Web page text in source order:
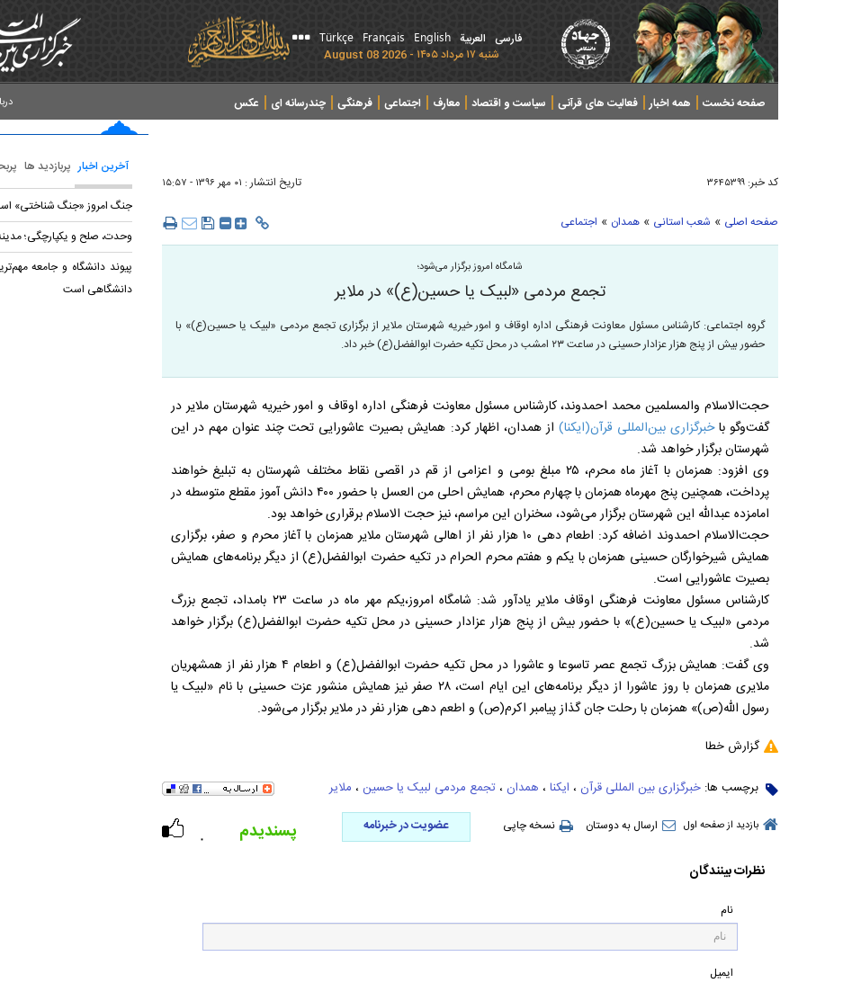
فارسی العربیة English
Français
Türkçe
شنبه ۱۷ مرداد ۱۴۰۵ - 2026 August 08
صفحه نخست همه اخبار فعالیت های قرآنی سیاست و اقتصاد معارف اجتماعی فرهنگی چندرسانه ای عکس
کد خبر: ۳۶۴۵۳۹۹ تاریخ انتشار : ۰۱ مهر ۱۳۹۶ - ۱۵:۵۷
صفحه اصلی » شعب استانی » همدان » اجتماعی
شامگاه امروز برگزار می‌شود؛
تجمع مردمی «لبیک یا حسین(ع)» در ملایر
گروه اجتماعی: کارشناس مسئول معاونت فرهنگی اداره اوقاف و امور خیریه شهرستان ملایر از برگزاری تجمع مردمی «لبیک یا حسین(ع)» با
حضور بیش از پنج هزار عزادار حسینی در ساعت ۲۳ ‌امشب در محل تکیه حضرت ابوالفضل(ع) خبر داد.
حجت‌الاسلام و‌المسلمین محمد احمدوند، کارشناس مسئول معاونت فرهنگی اداره اوقاف و امور خیریه شهرستان ملایر در
گفت‌و‌گو باخبرگزاری بین‌المللی قرآن(ایکنا) از همدان، اظهار کرد: همایش بصیرت عاشورایی تحت چند عنوان مهم در این
شهرستان برگزار خواهد شد.
وی افزود: همزمان با آغاز ماه محرم، ۲۵ مبلغ بومی و اعزامی از قم در اقصی نقاط مختلف شهرستان به تبلیغ خواهند
پرداخت، همچنین پنج مهرماه همزمان با چهارم محرم، همایش احلی من العسل با حضور ۴۰۰ دانش آموز مقطع متوسطه در
امامزده عبدالله این شهرستان برگزار می‌شود، سخنران این مراسم، نیز حجت الاسلام برقراری خواهد بود.
حجت‌الاسلام احمدوند اضافه کرد: اطعام دهی ۱۰ هزار نفر از اهالی شهرستان ملایر همزمان با آغاز محرم و صفر، برگزاری
همایش شیرخوارگان حسینی همزمان با یکم و هفتم محرم الحرام در تکیه حضرت ابوالفضل(ع) از دیگر برنامه‌های همایش
بصیرت عاشورایی است.
کارشناس مسئول معاونت فرهنگی اوقاف ملایر یادآور شد: شامگاه امروز،یکم مهر ماه در ساعت ۲۳ بامداد، تجمع بزرگ
مردمی «لبیک یا حسین(ع)» با حضور بیش از پنج هزار عزادار حسینی در محل تکیه حضرت ابوالفضل(ع) برگزار خواهد
شد.
وی گفت: همایش بزرگ تجمع عصر تاسوعا و عاشورا در محل تکیه حضرت ابوالفضل(ع) و اطعام ۴ هزار نفر از همشهریان
ملایری همزمان با روز عاشورا از دیگر برنامه‌های این ایام است، ۲۸ صفر نیز همایش منشور عزت حسینی با نام «لبیک یا
رسول الله(ص)» همزمان با رحلت جان گذاز پیامبر اکرم(ص) و اطعم دهی هزار نفر در ملایر برگزار می‌شود.
گزارش خطا
برچسب ها: خبرگزاری بین المللی قرآن ، ایکنا ، همدان ، تجمع مردمی لبیک یا حسین ، ملایر
بازدید از صفحه اول ارسال به دوستان نسخه چاپی عضویت در خبرنامه
۰ پسندیدم
نظرات بینندگان
نام
ایمیل
آخرین اخبار پربازدید ها
جنگ امروز «جنگ شناختی»
وحدت، صلح و یکپارچگی؛
پیوند دانشگاه و جامعه
دانشگاهی است